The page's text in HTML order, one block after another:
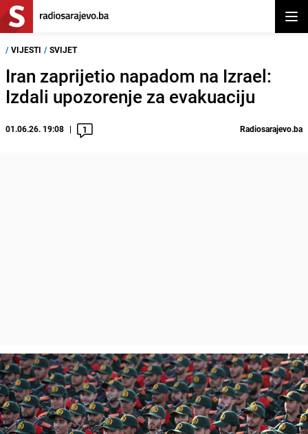
/ VIJESTI / SVIJET
Iran zaprijetio napadom na Izrael:
Izdali upozorenje za evakuaciju
01.06.26. 19:08 1 Radiosarajevo.ba